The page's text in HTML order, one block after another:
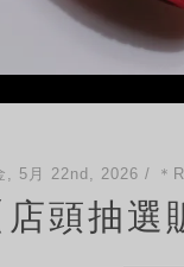
, 5月 22nd, 2026 / ＊
店頭抽選